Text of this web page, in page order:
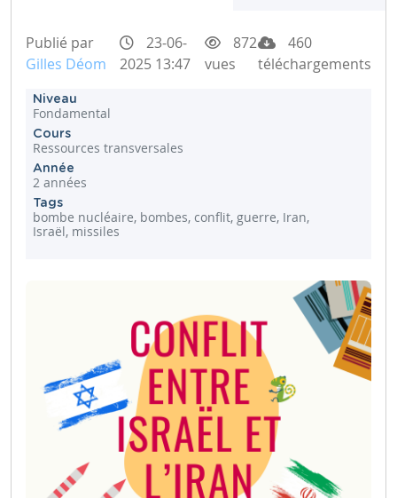
Publié par
Gilles Déom
23-06-
2025 13:47
872
vues
460
téléchargements
Niveau
Fondamental
Cours
Ressources transversales
Année
2 années
Tags
bombe nucléaire, bombes, conflit, guerre, Iran,
Israël, missiles